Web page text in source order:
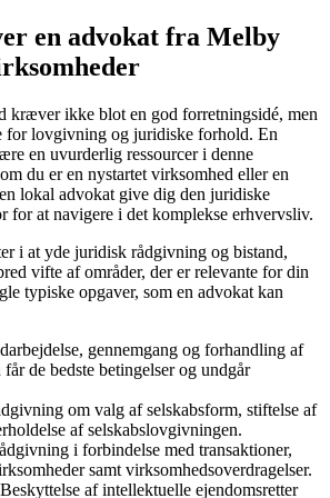
en advokat fra Melby
kræver ikke blot en god forretningsidé, men
for lovgivning og juridiske forhold. En
en uvurderlig ressourcer i denne
du er en nystartet virksomhed eller en
lokal advokat give dig den juridiske
for at navigere i det komplekse erhvervsliv.
i at yde juridisk rådgivning og bistand,
vifte af områder, der er relevante for din
typiske opgaver, som en advokat kan
gennemgang og forhandling af
de bedste betingelser og undgår
om valg af selskabsform, stiftelse af
af selskabslovgivningen.
i forbindelse med transaktioner,
samt virksomhedsoverdragelser.
Beskyttelse af intellektuelle ejendomsretter